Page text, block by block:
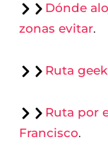
Dónde
zonas evitar.
Ruta
Ruta por
Francisco.